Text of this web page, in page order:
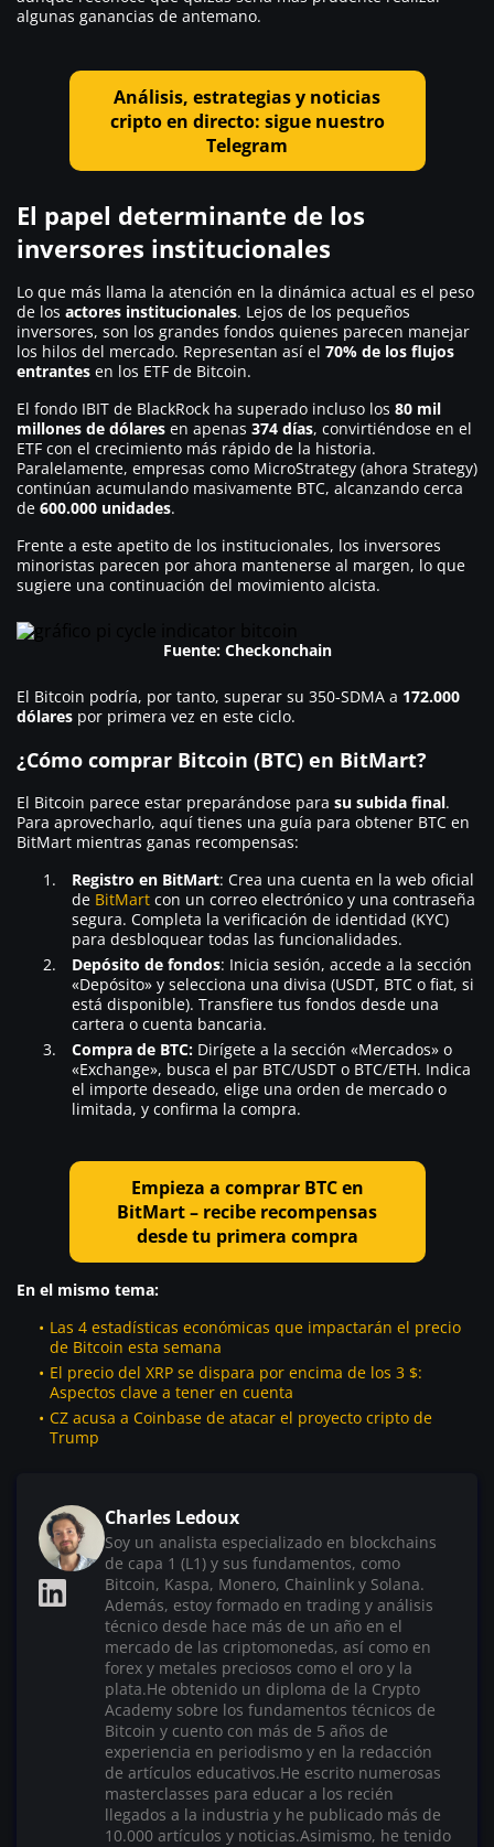
algunas ganancias de antemano.
Análisis, estrategias y noticias
cripto en directo: sigue nuestro
Telegram
El papel determinante de los
inversores institucionales
Lo que más llama la atención en la dinámica actual es el peso
de los actores institucionales. Lejos de los pequeños
inversores, son los grandes fondos quienes parecen manejar
los hilos del mercado. Representan así el 70% de los flujos
entrantes en los ETF de Bitcoin.
El fondo IBIT de BlackRock ha superado incluso los 80 mil
millones de dólares en apenas 374 días, convirtiéndose en el
ETF con el crecimiento más rápido de la historia.
Paralelamente, empresas como MicroStrategy (ahora Strategy)
continúan acumulando masivamente BTC, alcanzando cerca
de 600.000 unidades.
Frente a este apetito de los institucionales, los inversores
minoristas parecen por ahora mantenerse al margen, lo que
sugiere una continuación del movimiento alcista.
Fuente: Checkonchain
El Bitcoin podría, por tanto, superar su 350-SDMA a 172.000
dólares por primera vez en este ciclo.
¿Cómo comprar Bitcoin (BTC) en BitMart?
El Bitcoin parece estar preparándose para su subida final.
Para aprovecharlo, aquí tienes una guía para obtener BTC en
BitMart mientras ganas recompensas:
Registro en BitMart: Crea una cuenta en la web oficial
de BitMart con un correo electrónico y una contraseña
segura. Completa la verificación de identidad (KYC)
para desbloquear todas las funcionalidades.
Depósito de fondos: Inicia sesión, accede a la sección
«Depósito» y selecciona una divisa (USDT, BTC o fiat, si
está disponible). Transfiere tus fondos desde una
cartera o cuenta bancaria.
Compra de BTC: Dirígete a la sección «Mercados» o
«Exchange», busca el par BTC/USDT o BTC/ETH. Indica
el importe deseado, elige una orden de mercado o
limitada, y confirma la compra.
Empieza a comprar BTC en
BitMart – recibe recompensas
desde tu primera compra
En el mismo tema:
Las 4 estadísticas económicas que impactarán el precio
de Bitcoin esta semana
El precio del XRP se dispara por encima de los 3 $:
Aspectos clave a tener en cuenta
CZ acusa a Coinbase de atacar el proyecto cripto de
Trump
Charles Ledoux
Soy un analista especializado en blockchains
de capa 1 (L1) y sus fundamentos, como
Bitcoin, Kaspa, Monero, Chainlink y Solana.
Además, estoy formado en trading y análisis
técnico desde hace más de un año en el
mercado de las criptomonedas, así como en
forex y metales preciosos como el oro y la
plata.He obtenido un diploma de la Crypto
Academy sobre los fundamentos técnicos de
Bitcoin y cuento con más de 5 años de
experiencia en periodismo y en la redacción
de artículos educativos.He escrito numerosas
masterclasses para educar a los recién
llegados a la industria y he publicado más de
10.000 artículos y noticias.Asimismo, he tenido